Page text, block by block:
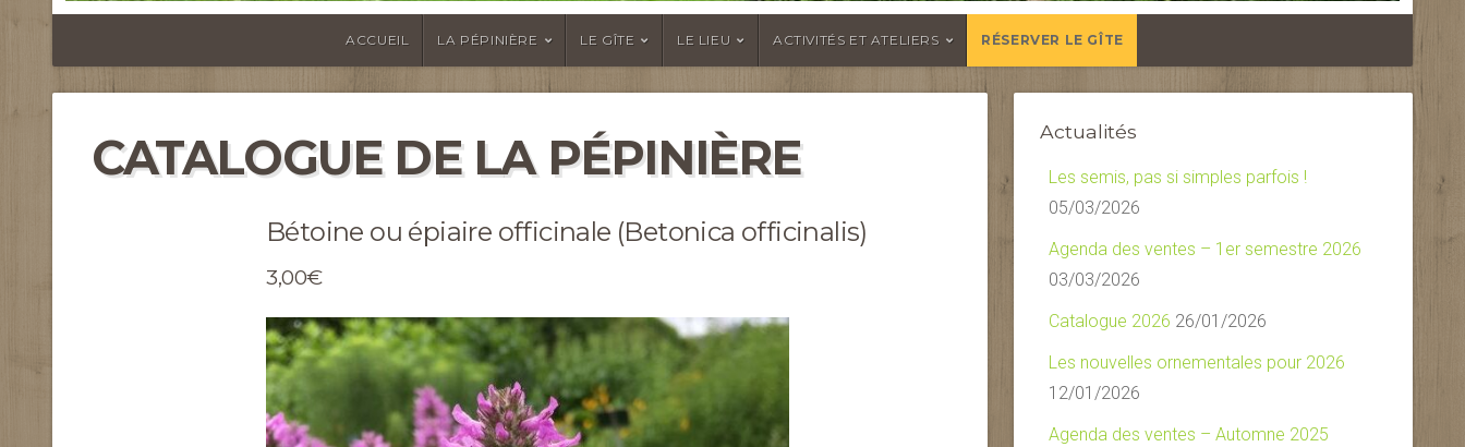
ACCUEIL LA PÉPINIÈRE LE GÎTE LE LIEU ACTIVITÉS ET ATELIERS RÉSERVER LE GÎTE
CATALOGUE DE LA PÉPINIÈRE
Bétoine ou épiaire officinale (Betonica officinalis)
3,00€
Actualités
Les semis, pas si simples parfois !
05/03/2026
Agenda des ventes – 1er semestre 2026
03/03/2026
Catalogue 2026 26/01/2026
Les nouvelles ornementales pour 2026
12/01/2026
Agenda des ventes – Automne 2025